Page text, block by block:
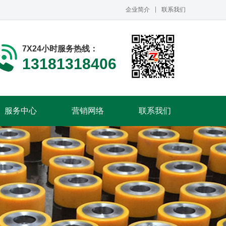
企业简介 联系我们
7X24小时服务热线：
13181318406
服务中心 营销网络 联系我们